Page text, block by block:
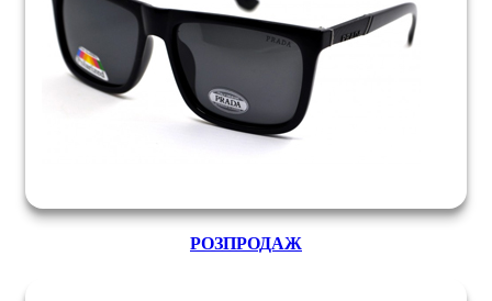
РОЗПРОДАЖ